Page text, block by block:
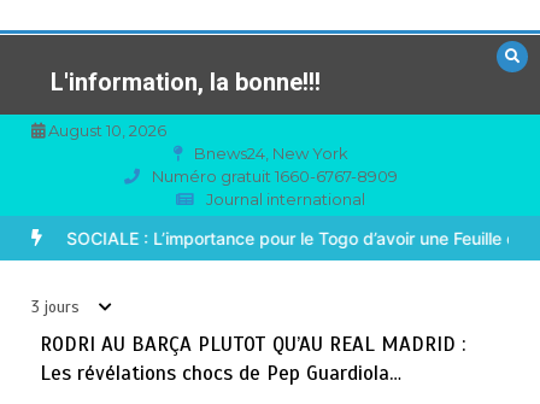
au
contenuL'information, la bonne!!!
August 10, 2026
Bnews24, New York
Numéro gratuit 1660-6767-8909
Journal international
REAL MADRID : Les révélations chocs de Pep Guardiola…
3 jours
RODRI AU BARÇA PLUTOT QU’AU REAL MADRID :
Les révélations chocs de Pep Guardiola…
TOGO : Sauver la mère devient un indicateur de
4
BLITTA / SEMINAIRE NATIONAL DES GOUVERNEURS ET
PREFETS: … Vers l’optimisation du service public